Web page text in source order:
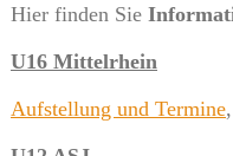
Hier finden Sie
U16 Mittelrhein
Aufstellung und Termine